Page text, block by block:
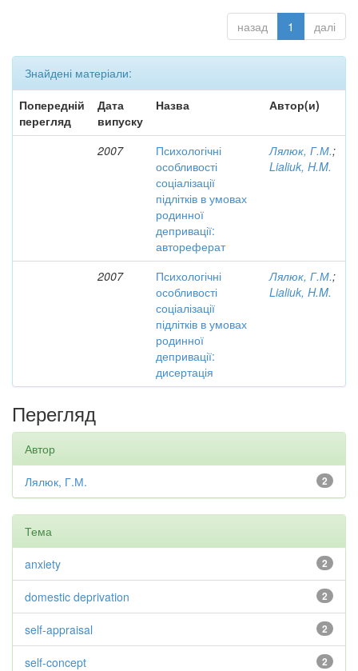
назад 1 далі
Знайдені матеріали:
Попередній
перегляд
Дата
випуску
Назва Автор(и)
2007
Психологічні
особливості
соціалізації
підлітків в умовах
родинної
депривації:
автореферат
Лялюк, Г.М.;
Lialiuk, H.M.
2007
Психологічні
особливості
соціалізації
підлітків в умовах
родинної
депривації:
дисертація
Лялюк, Г.М.;
Lialiuk, H.M.
Перегляд
Автор
2
Лялюк, Г.М.
Тема
2
anxiety
2
domestic deprivation
2
self-appraisal
2
self-concept